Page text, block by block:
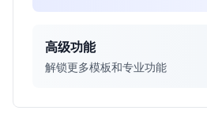
高级功能
解锁更多模板和专业功能